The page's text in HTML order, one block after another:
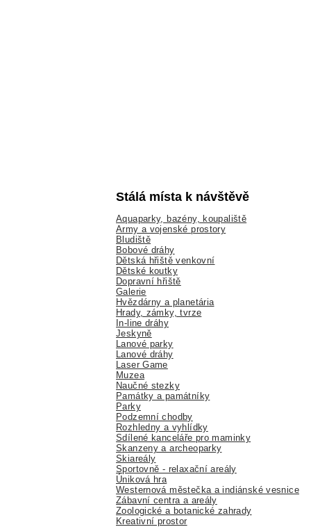
Stálá místa k návštěvě
Aquaparky, bazény, koupaliště
Army a vojenské prostory
Bludiště
Bobové dráhy
Dětská hřiště venkovní
Dětské koutky
Dopravní hřiště
Galerie
Hvězdárny a planetária
Hrady, zámky, tvrze
In-line dráhy
Jeskyně
Lanové parky
Lanové dráhy
Laser Game
Muzea
Naučné stezky
Památky a památníky
Parky
Podzemní chodby
Rozhledny a vyhlídky
Sdílené kanceláře pro maminky
Skanzeny a archeoparky
Skiareály
Sportovně - relaxační areály
Úniková hra
Westernová městečka a indiánské vesnice
Zábavní centra a areály
Zoologické a botanické zahrady
Kreativní prostor